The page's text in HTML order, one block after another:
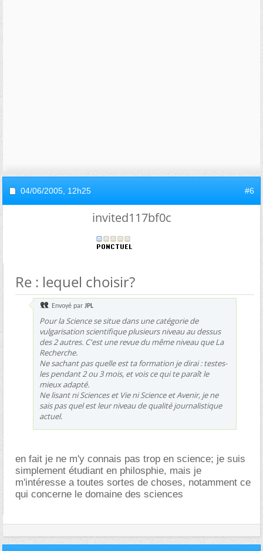
04/06/2005, 12h25 #6
invited117bf0c
Re : lequel choisir?
Envoyé par JPL
Pour la Science se situe dans une catégorie de
vulgarisation scientifique plusieurs niveau au dessus
des 2 autres. C'est une revue du même niveau que La
Recherche.
Ne sachant pas quelle est ta formation je dirai : testes-
les pendant 2 ou 3 mois, et vois ce qui te paraît le
mieux adapté.
Ne lisant ni Sciences et Vie ni Science et Avenir, je ne
sais pas quel est leur niveau de qualité journalistique
actuel.
en fait je ne m'y connais pas trop en science; je suis
simplement étudiant en philosphie, mais je
m'intéresse a toutes sortes de choses, notamment ce
qui concerne le domaine des sciences